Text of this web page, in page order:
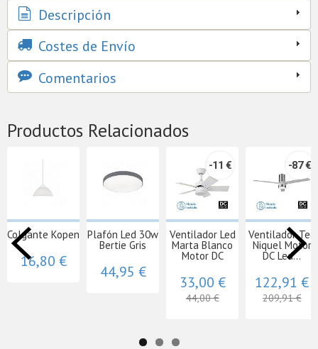
Descripción
Costes de Envío
Comentarios
Productos Relacionados
Colgante Kopen
16,80 €
Plafón Led 30w
Bertie Gris
44,95 €
-11 €
Ventilador Led
Marta Blanco
Motor DC
33,00 €
44,00 €
-87 €
Ventilador Teo
Niquel Motor
DC Led...
122,91 €
209,91 €